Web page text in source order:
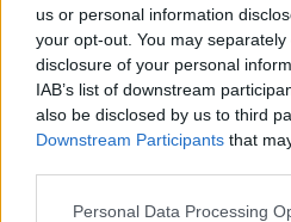
us or personal information
your opt-out. You may
disclosure of your personal
IAB’s list of downstream
also be disclosed by us to third
Downstream Participants that
Personal Data Processing
Nyilvános a 2026-
költségvetés
még mindig köti